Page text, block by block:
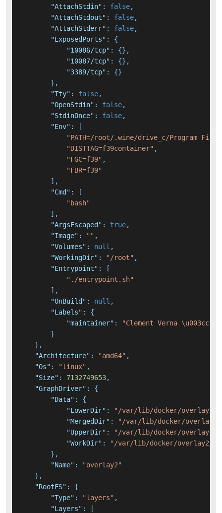
"AttachStdin" : false,
"AttachStdout" : false,
"AttachStderr" : false,
"ExposedPorts" :
{
"10086/tcp" : {} ,
"10087/tcp" : {} ,
"3389/tcp" : {}
} ,
"Tty" : false,
"OpenStdin" : false,
"StdinOnce" : false,
"Env" :
[
"PATH=/root/.wine/drive_c/Program
"DISTTAG=f39container" ,
"FGC=f39" ,
"FBR=f39"
] ,
"Cmd" :
[
"bash"
] ,
"ArgsEscaped" : true,
"Image" : "" ,
"Volumes" : null ,
"WorkingDir" : "/root" ,
"Entrypoint" :
[
"./entrypoint.sh"
] ,
"OnBuild" : null ,
"Labels" :
{
"maintainer" :
"Clement Verna
}
} ,
"Architecture" : "amd64" ,
"Os" : "linux" ,
"Size" : 7132749653,
"GraphDriver" :
{
"Data" :
{
"LowerDir" :
"/var/lib/docker/overlay2/
"MergedDir" :
"/var/lib/docker/overlay2/
"UpperDir" :
"/var/lib/docker/overlay2/
"WorkDir" :
"/var/lib/docker/overlay2/
} ,
"Name" :
"overlay2"
} ,
"RootFS" :
{
"Type" : "layers" ,
"Layers" :
[